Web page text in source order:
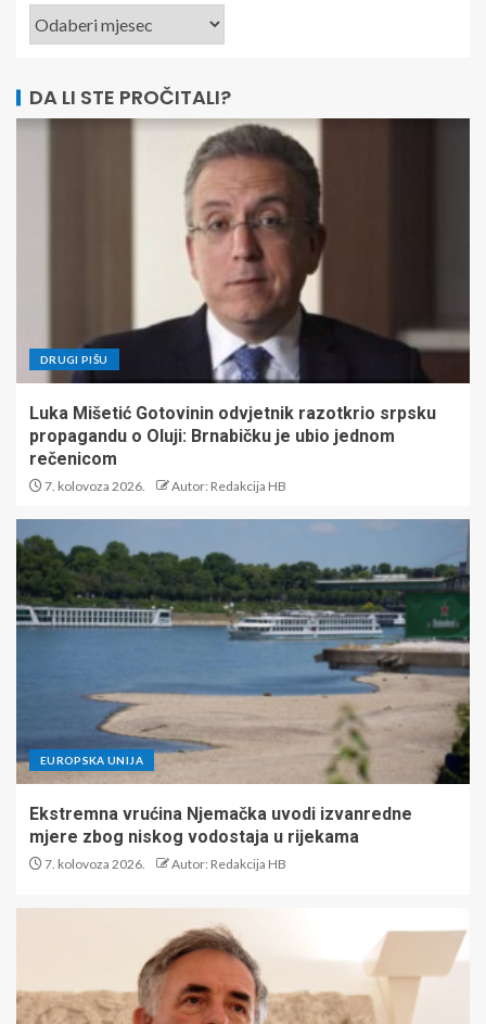
DA LI STE PROČITALI?
DRUGI PIŠU
Luka Mišetić Gotovinin odvjetnik razotkrio srpsku
propagandu o Oluji: Brnabičku je ubio jednom
rečenicom
7. kolovoza 2026. Autor: Redakcija HB
EUROPSKA UNIJA
Ekstremna vrućina Njemačka uvodi izvanredne
mjere zbog niskog vodostaja u rijekama
7. kolovoza 2026. Autor: Redakcija HB